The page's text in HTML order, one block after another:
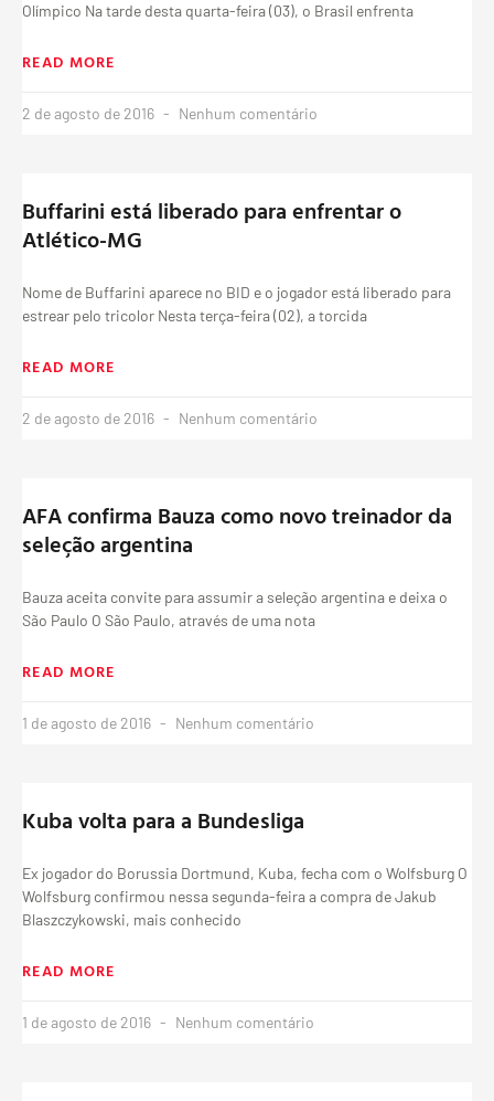
Olímpico Na tarde desta quarta-feira (03), o Brasil enfrenta
READ MORE
2 de agosto de 2016 Nenhum comentário
Buffarini está liberado para enfrentar o
Atlético-MG
Nome de Buffarini aparece no BID e o jogador está liberado para
estrear pelo tricolor Nesta terça-feira (02), a torcida
READ MORE
2 de agosto de 2016 Nenhum comentário
AFA confirma Bauza como novo treinador da
seleção argentina
Bauza aceita convite para assumir a seleção argentina e deixa o
São Paulo O São Paulo, através de uma nota
READ MORE
1 de agosto de 2016 Nenhum comentário
Kuba volta para a Bundesliga
Ex jogador do Borussia Dortmund, Kuba, fecha com o Wolfsburg O
Wolfsburg confirmou nessa segunda-feira a compra de Jakub
Blaszczykowski, mais conhecido
READ MORE
1 de agosto de 2016 Nenhum comentário